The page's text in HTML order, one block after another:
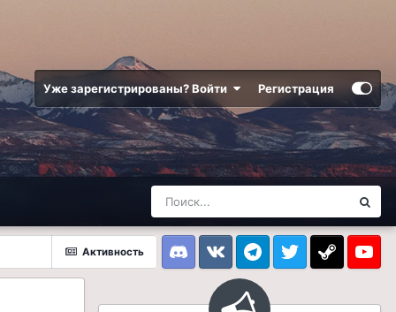
Уже зарегистрированы? Войти Регистрация
Активность
DiscordVK TelegramTwitter Steam